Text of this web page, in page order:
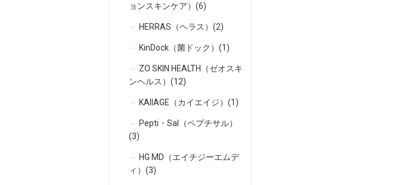
ョンスキンケア）(6)
HERRAS（ヘラス）(2)
KinDock（菌ドック）(1)
ZO SKIN HEALTH（ゼオスキ
ンヘルス）(12)
KAIIAGE（カイエイジ）(1)
Pepti・Sal（ペプチサル）
(3)
HG MD（エイチジーエムデ
ィ）(3)